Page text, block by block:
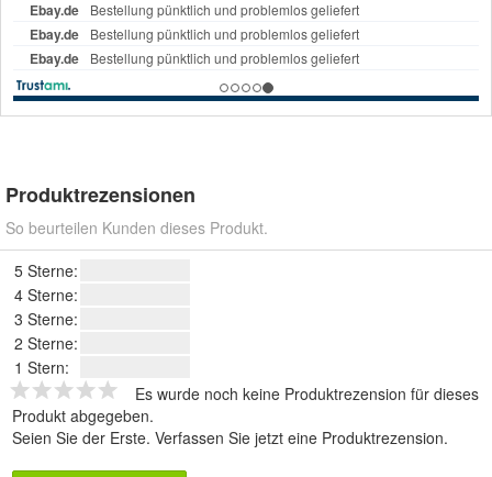
Produktrezensionen
So beurteilen Kunden dieses Produkt.
5 Sterne:
4 Sterne:
3 Sterne:
2 Sterne:
1 Stern:
Es wurde noch keine Produktrezension für dieses
Produkt abgegeben.
Seien Sie der Erste. Verfassen Sie jetzt eine Produktrezension.